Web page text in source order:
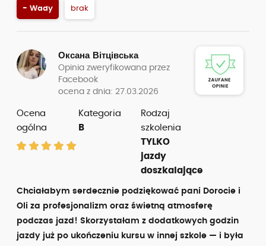
- Wady brak
Оксана Вітцівська
Opinia zweryfikowana przez
Facebook
ocena z dnia: 27.03.2026
Ocena
ogólna
Kategoria
B
Rodzaj
szkolenia
TYLKO
jazdy
doszkalające
Chciałabym serdecznie podziękować pani Dorocie i
Oli za profesjonalizm oraz świetną atmosferę
podczas jazd! Skorzystałam z dodatkowych godzin
jazdy już po ukończeniu kursu w innej szkole — i była